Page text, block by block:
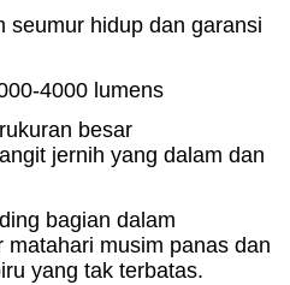
seumur hidup dan garansi
4000 lumens
besar
jernih yang dalam dan
bagian dalam
matahari musim panas dan
yang tak terbatas.